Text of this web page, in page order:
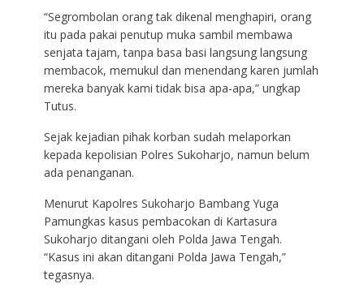
“Segrombolan orang tak dikenal menghapiri, orang
itu pada pakai penutup muka sambil membawa
senjata tajam, tanpa basa basi langsung langsung
membacok, memukul dan menendang karen jumlah
mereka banyak kami tidak bisa apa-apa,” ungkap
Tutus.
Sejak kejadian pihak korban sudah melaporkan
kepada kepolisian Polres Sukoharjo, namun belum
ada penanganan.
Menurut Kapolres Sukoharjo Bambang Yuga
Pamungkas kasus pembacokan di Kartasura
Sukoharjo ditangani oleh Polda Jawa Tengah.
“Kasus ini akan ditangani Polda Jawa Tengah,”
tegasnya.